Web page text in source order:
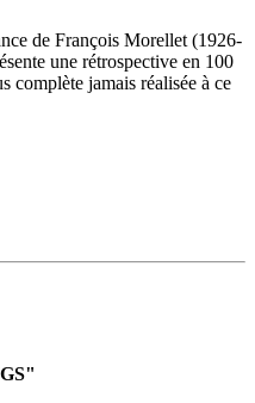
de François Morellet (1926-
une rétrospective en 100
complète jamais réalisée à ce